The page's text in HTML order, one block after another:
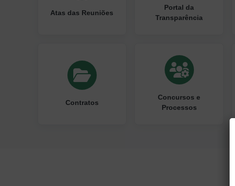
Atas das Reuniões
Portal da
Transparência
Contratos
Concursos e
Processos